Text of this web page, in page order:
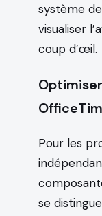
système
visualiser
coup d’œil.
Pour les
se